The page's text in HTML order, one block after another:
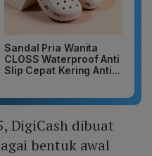
Sandal Pria Wanita
CLOSS Waterproof Anti
Slip Cepat Kering Anti...
DigiCash dibuat
bentuk awal